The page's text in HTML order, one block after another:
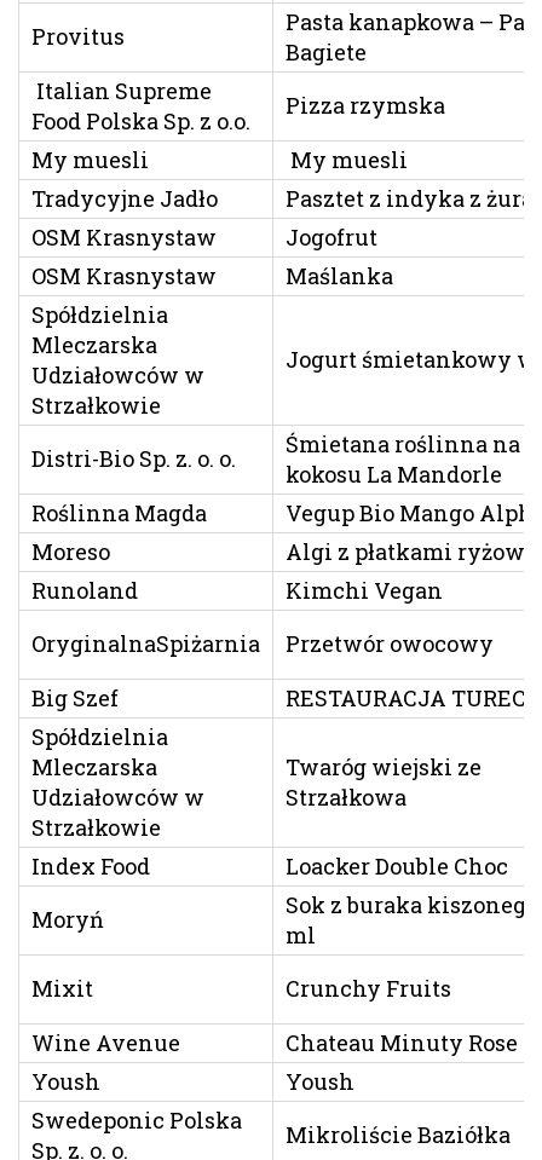
Provitus
Pasta kanapkowa –
Bagiete
Italian Supreme
Food Polska Sp. z o.o.
Pizza rzymska
My muesli
My muesli
Tradycyjne Jadło
Pasztet z indyka z
OSM Krasnystaw
Jogofrut
OSM Krasnystaw
Maślanka
Spółdzielnia
Mleczarska
Udziałowców w
Strzałkowie
Jogurt śmietankowy
Distri-Bio Sp. z. o. o.
Śmietana roślinna na
kokosu La Mandorle
Roślinna Magda
Vegup Bio Mango
Moreso
Algi z płatkami
Runoland
Kimchi Vegan
OryginalnaSpiżarnia
Przetwór owocowy
Big Szef
RESTAURACJA
Spółdzielnia
Mleczarska
Udziałowców w
Strzałkowie
Twaróg wiejski ze
Strzałkowa
Index Food
Loacker Double Choc
Moryń
Sok z buraka kiszonego
ml
Mixit
Crunchy Fruits
Wine Avenue
Chateau Minuty Rose
Yoush
Yoush
Swedeponic Polska
Sp. z. o. o.
Mikroliście Baziółka